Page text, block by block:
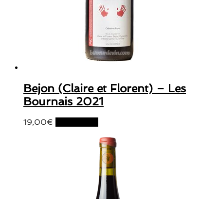
Bejon (Claire et Florent) – Les
Bournais 2021
19,00€